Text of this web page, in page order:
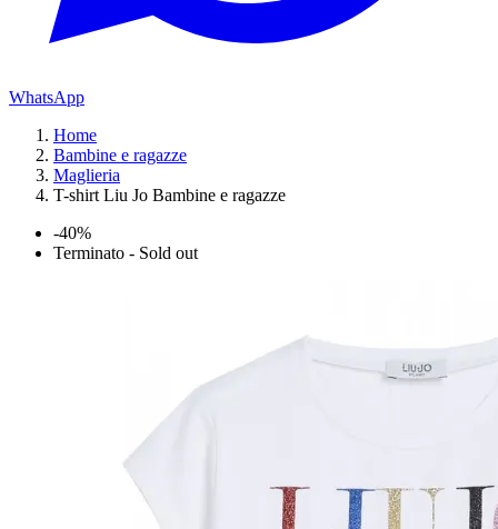
WhatsApp
Home
Bambine e ragazze
Maglieria
T-shirt Liu Jo Bambine e ragazze
-40%
Terminato - Sold out